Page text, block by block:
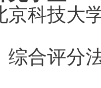
京科技大
综合评分